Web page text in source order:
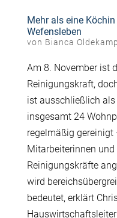
Mehr als eine
Wefensleben
von Bianca
Am 8. November ist
Reinigungskraft,
ist ausschließlich
insgesamt 24
regelmäßig
Mitarbeiterinnen
Reinigungskräfte
wird
bedeutet, erklärt